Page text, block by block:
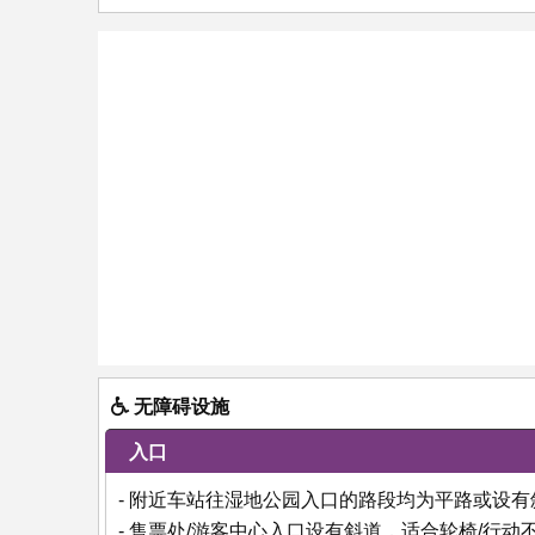
无障碍设施
入口
- 附近车站往湿地公园入口的路段均为平路或设有
- 售票处/游客中心入口设有斜道，适合轮椅/行动